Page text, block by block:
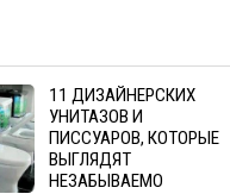
11 ДИЗАЙНЕРСКИХ
УНИТАЗОВ И
ПИССУАРОВ, КОТОРЫЕ
ВЫГЛЯДЯТ
НЕЗАБЫВАЕМО